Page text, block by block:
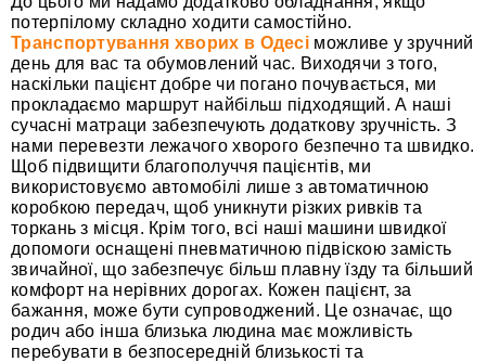
потерпілому складно ходити самостійно.
Транспортування хворих в Одесі можливе у зручний
день для вас та обумовлений час. Виходячи з того,
наскільки пацієнт добре чи погано почувається, ми
прокладаємо маршрут найбільш підходящий. А наші
сучасні матраци забезпечують додаткову зручність. З
нами перевезти лежачого хворого безпечно та швидко.
Щоб підвищити благополуччя пацієнтів, ми
використовуємо автомобілі лише з автоматичною
коробкою передач, щоб уникнути різких ривків та
торкань з місця. Крім того, всі наші машини швидкої
допомоги оснащені пневматичною підвіскою замість
звичайної, що забезпечує більш плавну їзду та більший
комфорт на нерівних дорогах. Кожен пацієнт, за
бажання, може бути супроводжений. Це означає, що
родич або інша близька людина має можливість
перебувати в безпосередній близькості та